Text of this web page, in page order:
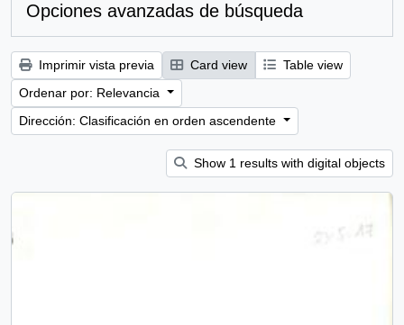
Opciones avanzadas de búsqueda
Imprimir vista previa Card view
Table view
Ordenar por: Relevancia
Dirección: Clasificación en orden ascendente
Show 1 results with digital objects